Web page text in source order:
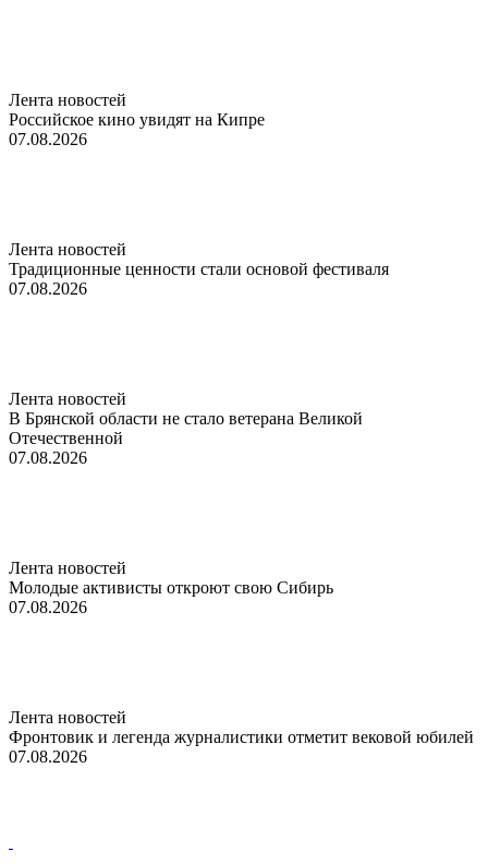
Лента новостей
Российское кино увидят на Кипре
07.08.2026
Лента новостей
Традиционные ценности стали основой фестиваля
07.08.2026
Лента новостей
В Брянской области не стало ветерана Великой
Отечественной
07.08.2026
Лента новостей
Молодые активисты откроют свою Сибирь
07.08.2026
Лента новостей
Фронтовик и легенда журналистики отметит вековой юбилей
07.08.2026